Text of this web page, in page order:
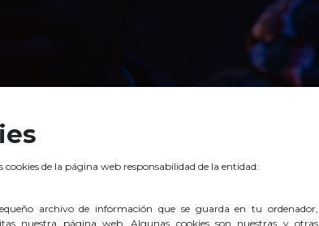
de la página web responsabilidad de la entidad:
archivo de información que se guarda en tu ordenador,
nuestra página web. Algunas cookies son nuestras y otras